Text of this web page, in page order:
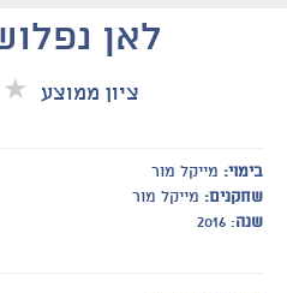
לאן
ציון ממוצע
בימוי: מייקל מור
שחקנים: מייקל מור
שנה: 2016